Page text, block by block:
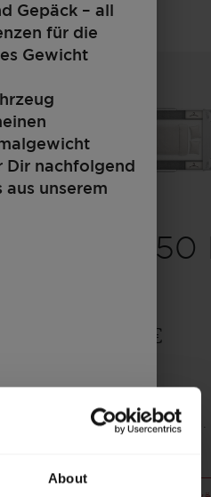
About
450
25.900,– €
Gepäck – all
für die
Gewicht
Dir nachfolgend
unserem